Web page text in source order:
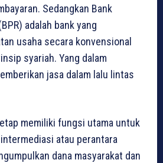
Sedangkan Bank
adalah bank yang
usaha secara konvensional
syariah. Yang dalam
jasa dalam lalu lintas
memiliki fungsi utama untuk
atau perantara
dana masyarakat dan